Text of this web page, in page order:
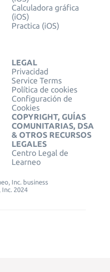
Calculadora gráfica
(iOS)
Practica (iOS)
LEGAL
Privacidad
Service Terms
Política de cookies
Configuración de
Cookies
COPYRIGHT, GUÍAS
COMUNITARIAS, DSA
& OTROS RECURSOS
LEGALES
Centro Legal de
Learneo
Inc. business
2024